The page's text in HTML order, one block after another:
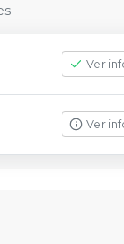
Ver
Ver